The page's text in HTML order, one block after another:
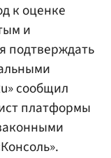
к оценке
и
подтверждать
сообщил
платформы